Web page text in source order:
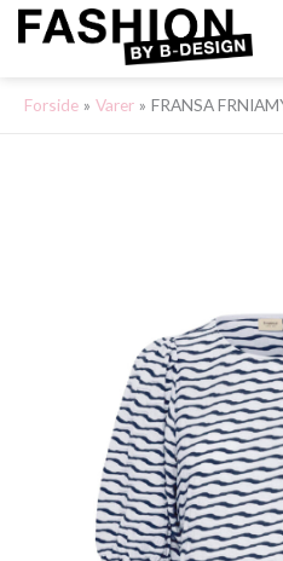
Gå
Forside Varer FRANSA